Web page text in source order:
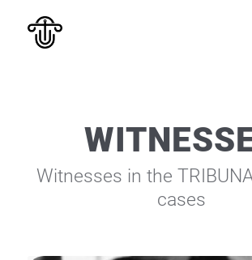
Witnesses in the
cases